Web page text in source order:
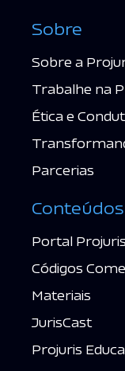
Sobre
Sobre a
Trabalhe na
Ética e
Parcerias
Conteúdos
Portal Projuris
Códigos
Materiais
JurisCast
Projuris